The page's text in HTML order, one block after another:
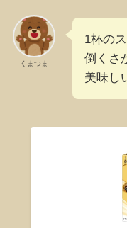
くまつま
1杯の
倒くさ
美味し